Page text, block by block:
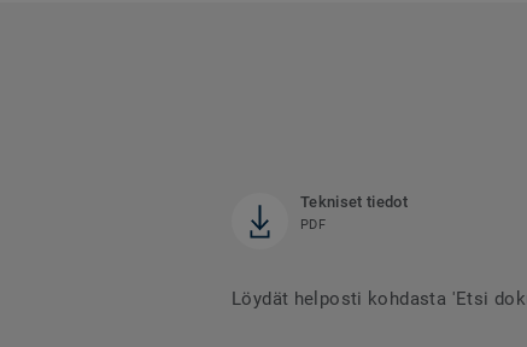
Tekniset tiedot
PDF
Löydät helposti kohdasta 'Etsi